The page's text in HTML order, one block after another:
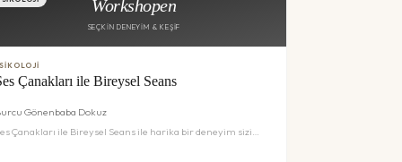
Workshopen
SEÇKIN DENEYIM & KEŞIF
Çanakları ile Bireysel Seans
Gönenbaba Dokuz
Çanakları ile Bireysel Seans ile harika bir deneyim sizi